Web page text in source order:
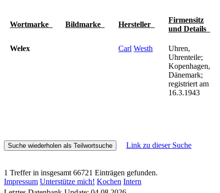
Wortmarke Bildmarke Hersteller
Firmensitz
und Details
Welex Carl Westh
Uhren,
Uhrenteile;
Kopenhagen,
Dänemark;
registriert am
16.3.1943
Link zu dieser Suche
1 Treffer in insgesamt 66721 Einträgen gefunden.
Impressum Unterstütze mich! Kochen Intern